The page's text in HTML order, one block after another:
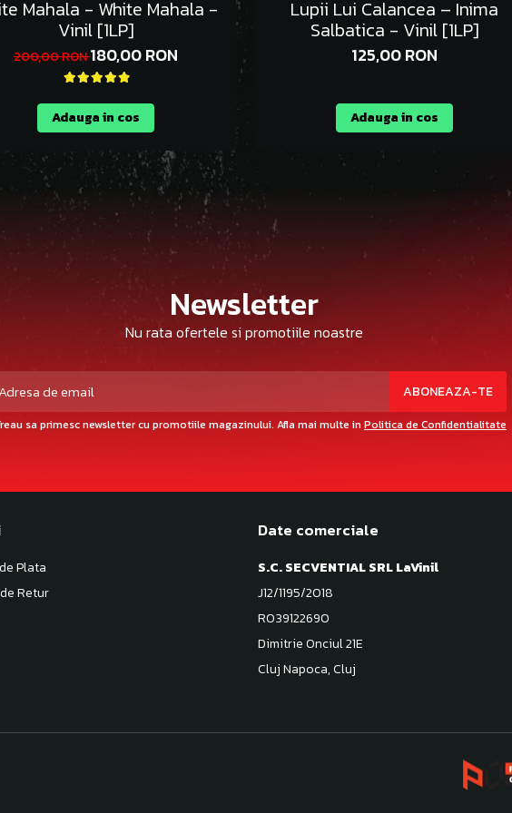
Mahala - White Mahala -
Vinil [1LP]
200,00 RON180,00 RON
Adauga in cos
Lupii Lui Calancea – Inima
Salbatica - Vinil [1LP]
125,00 RON
Adauga in cos
Newsletter
Nu rata ofertele si promotiile noastre
sa primesc newsletter cu promotiile magazinului. Afla mai multe in Politica de Confidentialitate
Plata
Retur
Date comerciale
S.C. SECVENTIAL SRL LaVinil
J12/1195/2018
RO39122690
Dimitrie Onciul 21E
Cluj Napoca, Cluj